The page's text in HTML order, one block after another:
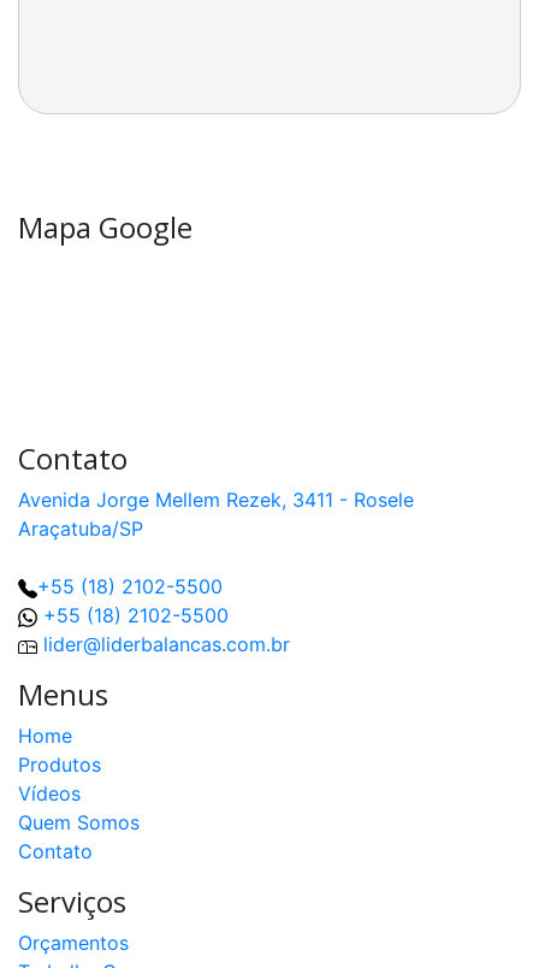
Mapa Google
Contato
Avenida Jorge Mellem Rezek, 3411 - Rosele
Araçatuba/SP
+55 (18) 2102-5500
+55 (18) 2102-5500
lider@liderbalancas.com.br
Menus
Home
Produtos
Vídeos
Quem Somos
Contato
Serviços
Orçamentos